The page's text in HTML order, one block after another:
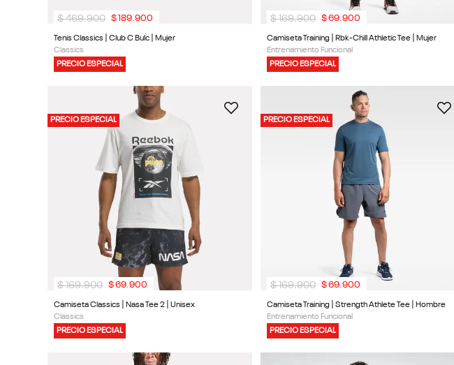
Tenis Classics | Club C Bulc | Mujer
Classics
PRECIO ESPECIAL
$ 469.900 $ 189.900
Camiseta Training | Rbk-Chill Athletic Tee | Mujer
Entrenamiento Funcional
PRECIO ESPECIAL
$ 169.900 $69.900
PRECIO ESPECIAL
Camiseta Classics | Nasa Tee 2 | Unisex
Classics
PRECIO ESPECIAL
$ 169.900 $69.900
PRECIO ESPECIAL
Camiseta Training | Strength Athlete Tee | Hombre
Entrenamiento Funcional
PRECIO ESPECIAL
$ 169.900 $69.900